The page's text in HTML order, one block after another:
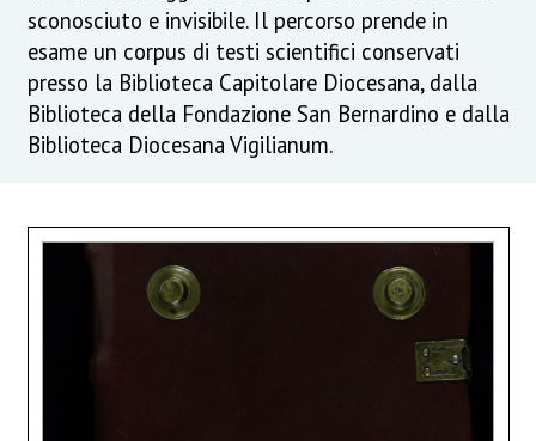
sconosciuto e invisibile. Il percorso prende in
esame un corpus di testi scientifici conservati
presso la Biblioteca Capitolare Diocesana, dalla
Biblioteca della Fondazione San Bernardino e dalla
Biblioteca Diocesana Vigilianum.